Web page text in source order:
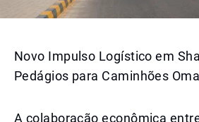
Novo Impulso Logístico em
Pedágios para Caminhões
A colaboração econômica